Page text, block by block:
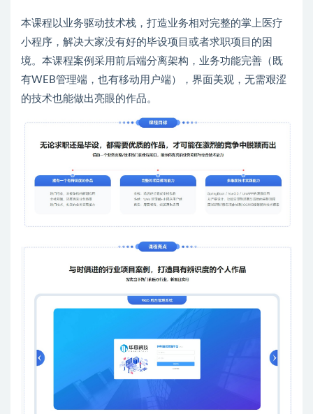
本课程以业务驱动技术栈，打造业务相对完整的掌上医疗
小程序，解决大家没有好的毕设项目或者求职项目的困
境。本课程案例采用前后端分离架构，业务功能完善（既
有WEB管理端，也有移动用户端），界面美观，无需艰涩
的技术也能做出亮眼的作品。